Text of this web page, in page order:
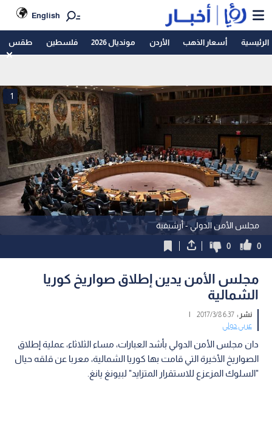
English
الرئيسية أسعار الذهب الأردن مونديال 2026 فلسطين طقس
مجلس الأمن الدولي - أرشيفية
1
0
0
مجلس الأمن يدين إطلاق صواريخ كوريا
الشمالية
نشر :6:37 2017/3/8
|
عربي دولي
دان مجلس الأمن الدولي بأشد العبارات، مساء الثلاثاء، عملية إطلاق
الصواريخ الأخيرة التي قامت بها كوريا الشمالية، معربا عن قلقه حيال
"السلوك المزعزع للاستقرار المتزايد" لبيونغ يانغ.